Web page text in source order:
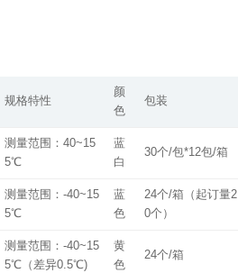
规格特性
颜
色
包装
测量范围：40~15
5℃
蓝
白
30个/包*12包/箱
测量范围：-40~15
5℃
蓝
色
24个/箱（起订量2
0个）
测量范围：-40~15
5℃（差异0.5℃)
黄
色
24个/箱